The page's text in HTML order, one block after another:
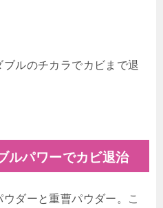
ルのチカラでカビまで退
ルパワーでカビ退治
ダーと重曹パウダー。こ